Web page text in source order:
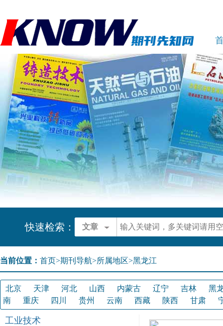
快速检索： 文章
当前位置： 首页>期刊导航>所属地区>黑龙江
北京 天津 河北 山西 内蒙古 辽宁 吉林
黑
南
重庆 四川 贵州 云南 西藏 陕西 甘肃
工业技术